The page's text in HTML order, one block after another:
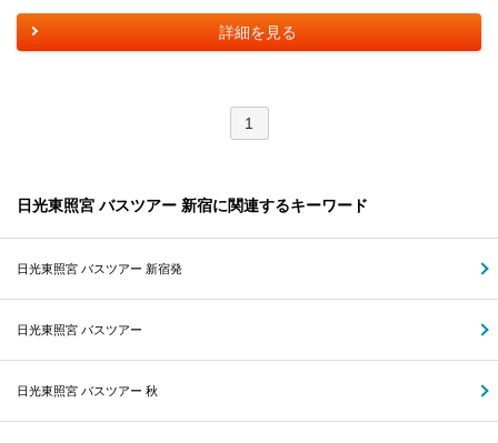
詳細を見る
1
日光東照宮 バスツアー 新宿に関連するキーワード
日光東照宮 バスツアー 新宿発
日光東照宮 バスツアー
日光東照宮 バスツアー 秋